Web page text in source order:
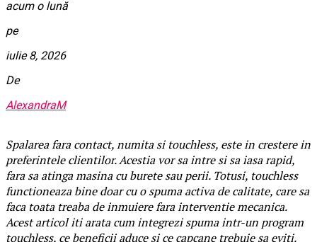
acum o lună
pe
iulie 8, 2026
De
AlexandraM
Spalarea fara contact, numita si touchless, este in crestere in
preferintele clientilor. Acestia vor sa intre si sa iasa rapid,
fara sa atinga masina cu burete sau perii. Totusi, touchless
functioneaza bine doar cu o spuma activa de calitate, care sa
faca toata treaba de inmuiere fara interventie mecanica.
Acest articol iti arata cum integrezi spuma intr-un program
touchless, ce beneficii aduce si ce capcane trebuie sa eviti.